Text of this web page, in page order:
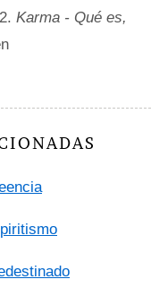
Karma - Qué es,